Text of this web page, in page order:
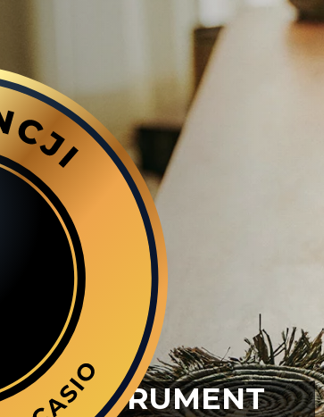
INSTRUMENT